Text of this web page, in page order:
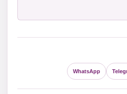
WhatsApp